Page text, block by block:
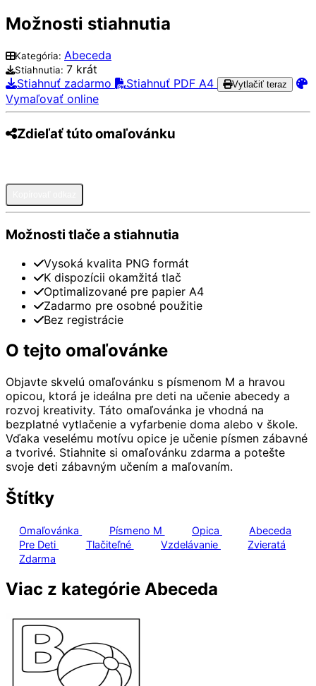
Možnosti stiahnutia
Kategória: Abeceda
Stiahnutia: 7 krát
Stiahnuť zadarmo
Stiahnuť PDF A4 Vytlačiť teraz
Vymaľovať online
Zdieľať túto omaľovánku
Možnosti tlače a stiahnutia
Vysoká kvalita PNG formát
K dispozícii okamžitá tlač
Optimalizované pre papier A4
Zadarmo pre osobné použitie
Bez registrácie
O tejto omaľovánke
Objavte skvelú omaľovánku s písmenom M a hravou
opicou, ktorá je ideálna pre deti na učenie abecedy a
rozvoj kreativity. Táto omaľovánka je vhodná na
bezplatné vytlačenie a vyfarbenie doma alebo v škole.
Vďaka veselému motívu opice je učenie písmen zábavné
a tvorivé. Stiahnite si omaľovánku zdarma a potešte
svoje deti zábavným učením a maľovaním.
Štítky
Omaľovánka Písmeno M Opica
Abeceda
Pre Deti
Tlačiteľné Vzdelávanie
Zvieratá
Zdarma
Viac z kategórie Abeceda